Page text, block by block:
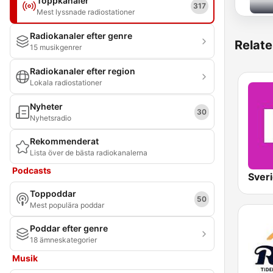
Mest lyssnade radiostationer
317
Radiokanaler efter genre
15 musikgenrer
Radiokanaler efter region
Lokala radiostationer
Nyheter
Nyhetsradio
30
Rekommenderat
Lista över de bästa radiokanalerna
Podcasts
Toppoddar
Mest populära poddar
50
Poddar efter genre
18 ämneskategorier
Musik